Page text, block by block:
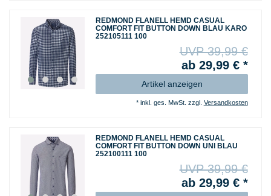
REDMOND FLANELL HEMD CASUAL
COMFORT FIT BUTTON DOWN BLAU KARO
252105111 100
UVP 39,99 €
ab 29,99 € *
Artikel anzeigen
* inkl. ges. MwSt. zzgl. Versandkosten
REDMOND FLANELL HEMD CASUAL
COMFORT FIT BUTTON DOWN UNI BLAU
252100111 100
UVP 39,99 €
ab 29,99 € *